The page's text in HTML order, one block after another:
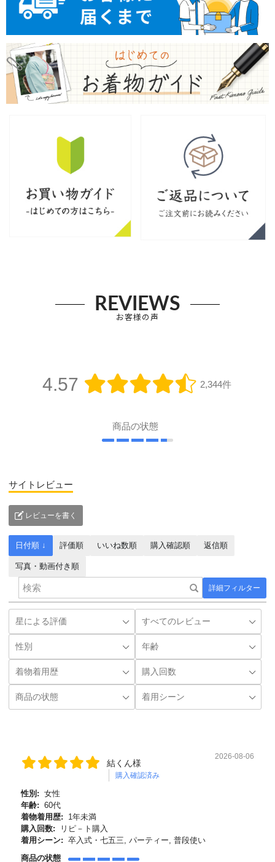
REVIEWS
お客様の声
4.57 2,344件
商品の状態
サイトレビュー
レビューを書く
詳細フィルター
日付順 ↓ 評価順 いいね数順 購入確認順 返信順
写真・動画付き順
結くん様
購入確認済み
2026-08-06
性別: 女性
年齢: 60代
着物着用歴:
1年未満
購入回数:
リピ－ト購入
着用シーン: 卒入式・七五三, パーティー, 普段使い
商品の状態